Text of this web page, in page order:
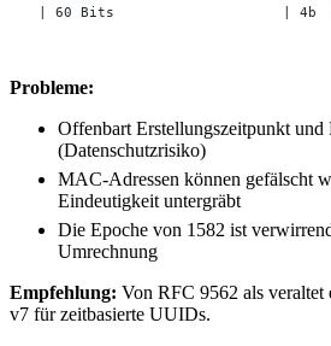
| 60 Bits                    | 4b
Probleme:
Offenbart Erstellungszeitpunkt und
(Datenschutzrisiko)
MAC-Adressen können gefälscht
Eindeutigkeit untergräbt
Die Epoche von 1582 ist
Umrechnung
Empfehlung: Von RFC 9562 als veraltet
v7 für zeitbasierte UUIDs.